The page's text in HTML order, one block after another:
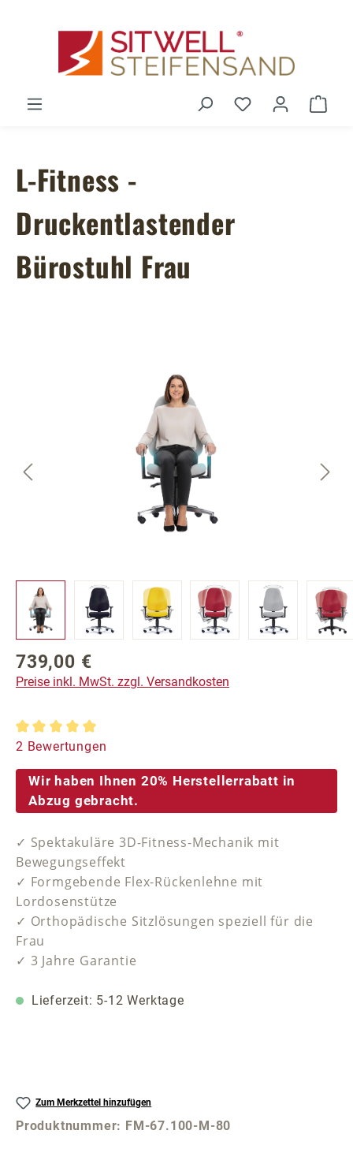
Du hast 0
L-Fitness -
Druckentlastender
Bürostuhl Frau
Bildergalerie überspringen
Regulärer Preis:
739,00 €
Preise inkl. MwSt. zzgl. Versandkosten
Durchschnittliche Bewertung von 5 von 5 Sternen
2 Bewertungen
Wir haben Ihnen 20% Herstellerrabatt in
Abzug gebracht.
✓ Spektakuläre 3D-Fitness-Mechanik mit
Bewegungseffekt
✓ Formgebende Flex-Rückenlehne mit
Lordosenstütze
✓ Orthopädische Sitzlösungen speziell für die
Frau
✓ 3 Jahre Garantie
Lieferzeit: 5-12 Werktage
Zum Merkzettel hinzufügen
Produktnummer: FM-67.100-M-80